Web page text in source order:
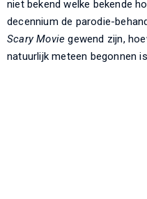
niet bekend welke bekende
decennium de parodie-
Scary Movie gewend zijn,
natuurlijk meteen begonnen